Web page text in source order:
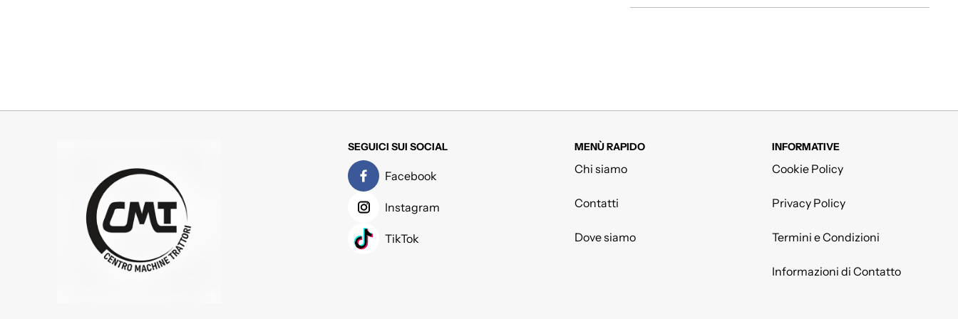
SEGUICI SUI SOCIAL
Facebook
Instagram
TikTok
MENÙ RAPIDO
Chi siamo
Contatti
Dove siamo
INFORMATIVE
Cookie Policy
Privacy Policy
Termini e Condizioni
Informazioni di Contatto